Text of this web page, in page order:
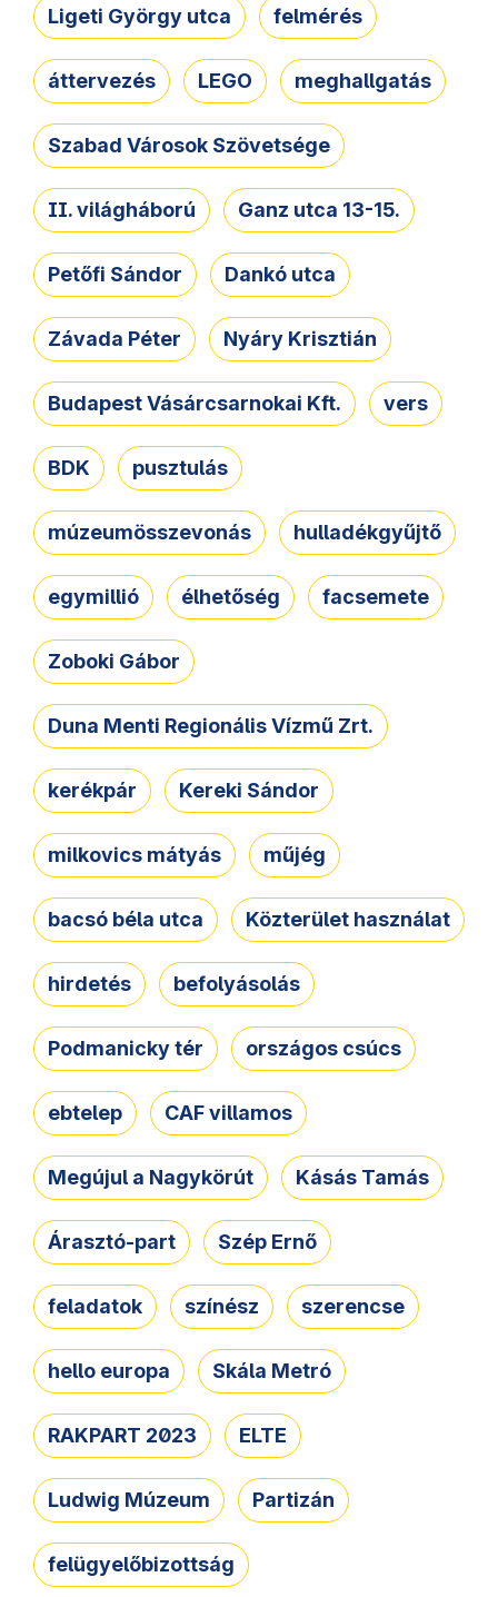
Ligeti György utca felmérés
áttervezés LEGO meghallgatás
Szabad Városok Szövetsége
II. világháború Ganz utca 13-15.
Petőfi Sándor Dankó utca
Závada Péter Nyáry Krisztián
Budapest Vásárcsarnokai Kft. vers
BDK pusztulás
múzeumösszevonás hulladékgyűjtő
egymillió élhetőség facsemete
Zoboki Gábor
Duna Menti Regionális Vízmű Zrt.
kerékpár Kereki Sándor
milkovics mátyás műjég
bacsó béla utca Közterület használat
hirdetés befolyásolás
Podmanicky tér országos csúcs
ebtelep CAF villamos
Megújul a Nagykörút Kásás Tamás
Árasztó-part Szép Ernő
feladatok színész szerencse
hello europa Skála Metró
RAKPART 2023 ELTE
Ludwig Múzeum Partizán
felügyelőbizottság